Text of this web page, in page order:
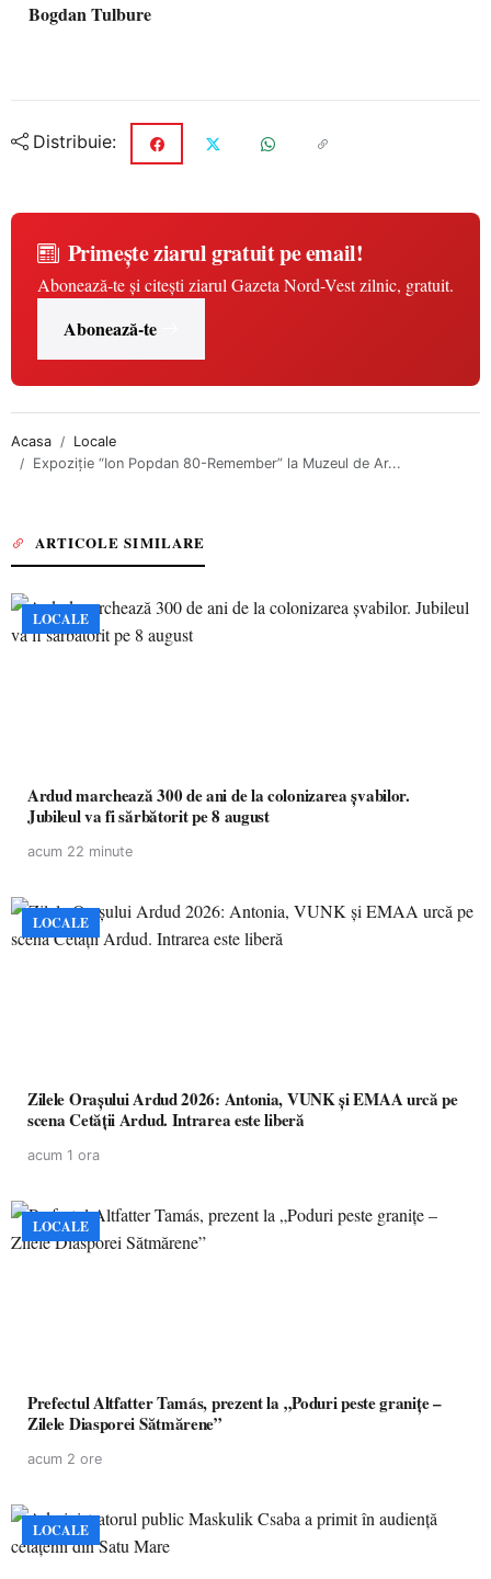
Bogdan Tulbure
Distribuie:
Primește ziarul gratuit pe email!
Abonează-te și citești ziarul Gazeta Nord-Vest zilnic, gratuit.
Abonează-te
Acasa
Locale
Expoziție “Ion Popdan 80-Remember” la Muzeul de Ar...
ARTICOLE SIMILARE
LOCALE
Ardud marchează 300 de ani de la colonizarea șvabilor.
Jubileul va fi sărbătorit pe 8 august
acum 22 minute
LOCALE
Zilele Orașului Ardud 2026: Antonia, VUNK și EMAA urcă pe
scena Cetății Ardud. Intrarea este liberă
acum 1 ora
LOCALE
Prefectul Altfatter Tamás, prezent la „Poduri peste granițe –
Zilele Diasporei Sătmărene”
acum 2 ore
LOCALE